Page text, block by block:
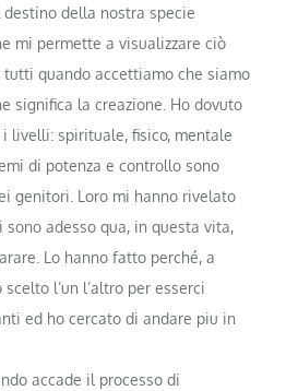
della nostra specie
mi permette a visualizzare ciò
quando accettiamo che siamo
significa la creazione. Ho dovuto
livelli: spirituale, fisico, mentale
di potenza e controllo sono
genitori. Loro mi hanno rivelato
adesso qua, in questa vita,
Lo hanno fatto perché, a
l’un l’altro per esserci
ed ho cercato di andare piu in
accade il processo di